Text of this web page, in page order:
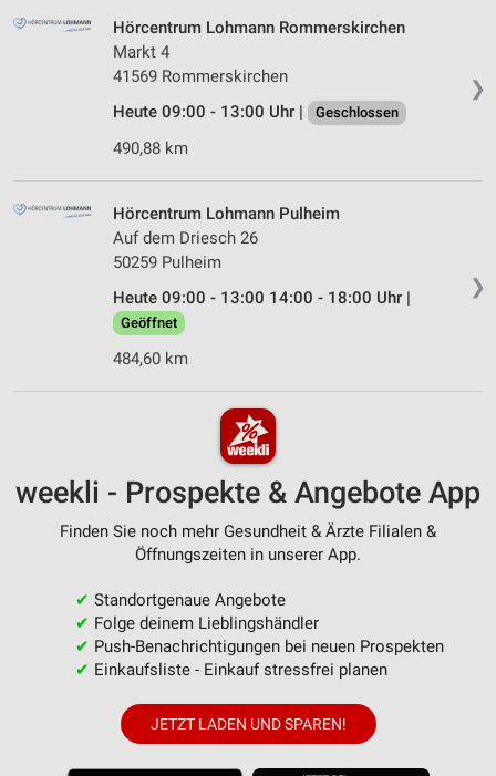
❯
Hörcentrum Lohmann Rommerskirchen
Markt 4
41569 Rommerskirchen
Heute 09:00 - 13:00 Uhr |
Geschlossen
490,88 km
❯
Hörcentrum Lohmann Pulheim
Auf dem Driesch 26
50259 Pulheim
Heute 09:00 - 13:00 14:00 - 18:00 Uhr |
Geöffnet
484,60 km
weekli - Prospekte & Angebote App
Finden Sie noch mehr Gesundheit & Ärzte Filialen &
Öffnungszeiten in unserer App.
✔ Standortgenaue Angebote
✔ Folge deinem Lieblingshändler
✔ Push-Benachrichtigungen bei neuen Prospekten
✔ Einkaufsliste - Einkauf stressfrei planen
JETZT LADEN UND SPAREN!